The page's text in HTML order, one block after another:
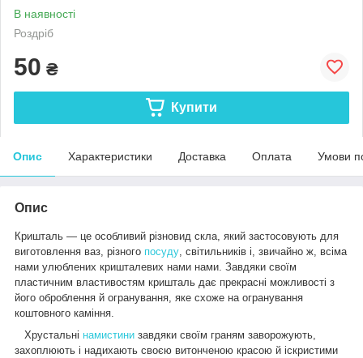
В наявності
Роздріб
50 ₴
Купити
Опис Характеристики Доставка Оплата Умови
Опис
Кришталь — це особливий різновид скла, який застосовують для
виготовлення ваз, різного посуду , світильників і, звичайно ж, всіма
нами улюблених кришталевих нами нами. Завдяки своїм
пластичним властивостям кришталь дає прекрасні можливості з
його оброблення й огранування, яке схоже на огранування
коштовного каміння.
Хрустальні намистини завдяки своїм граням заворожують,
захоплюють і надихають своєю витонченою красою й іскристими